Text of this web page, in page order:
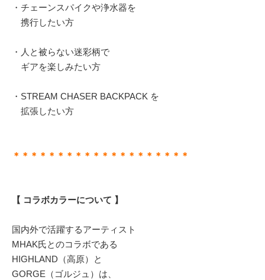
・チェーンスパイクや浄水器を
携行したい方
・人と被らない迷彩柄で
ギアを楽しみたい方
・STREAM CHASER BACKPACK を
拡張したい方
＊＊＊＊＊＊＊＊＊＊＊＊＊＊＊＊＊＊＊＊
【 コラボカラーについて 】
国内外で活躍するアーティスト
MHAK氏とのコラボである
HIGHLAND（高原）と
GORGE（ゴルジュ）は、